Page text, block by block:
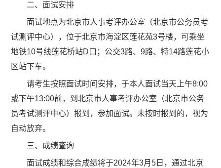
二、面试安排
面试地点为北京市人事考评办公室（北京市公务员考
试测评中心），位于北京市海淀区莲花苑3号楼，可乘坐
地铁10号线莲花桥站D口；公交3路、9路、特14路莲花小
区站下车。
请考生按照面试时间安排，于本人面试当天上午8:00
或下午13:00前，到北京市人事考评办公室（北京市公务
员考试测评中心）报到，参加面试。未按时报到的，视为
自动放弃。
三、成绩查询
面试成绩和综合成绩将于2024年3月5日，通过北京